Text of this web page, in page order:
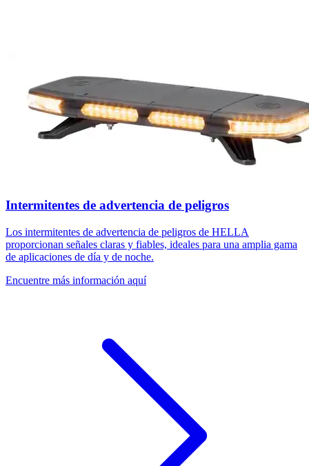
Intermitentes de advertencia de peligros
Los intermitentes de advertencia de peligros de HELLA
proporcionan señales claras y fiables, ideales para una amplia gama
de aplicaciones de día y de noche.
Encuentre más información aquí